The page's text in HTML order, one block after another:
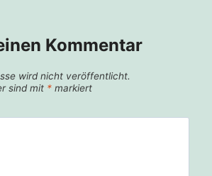
Kommentar
wird nicht veröffentlicht.
sind mit * markiert